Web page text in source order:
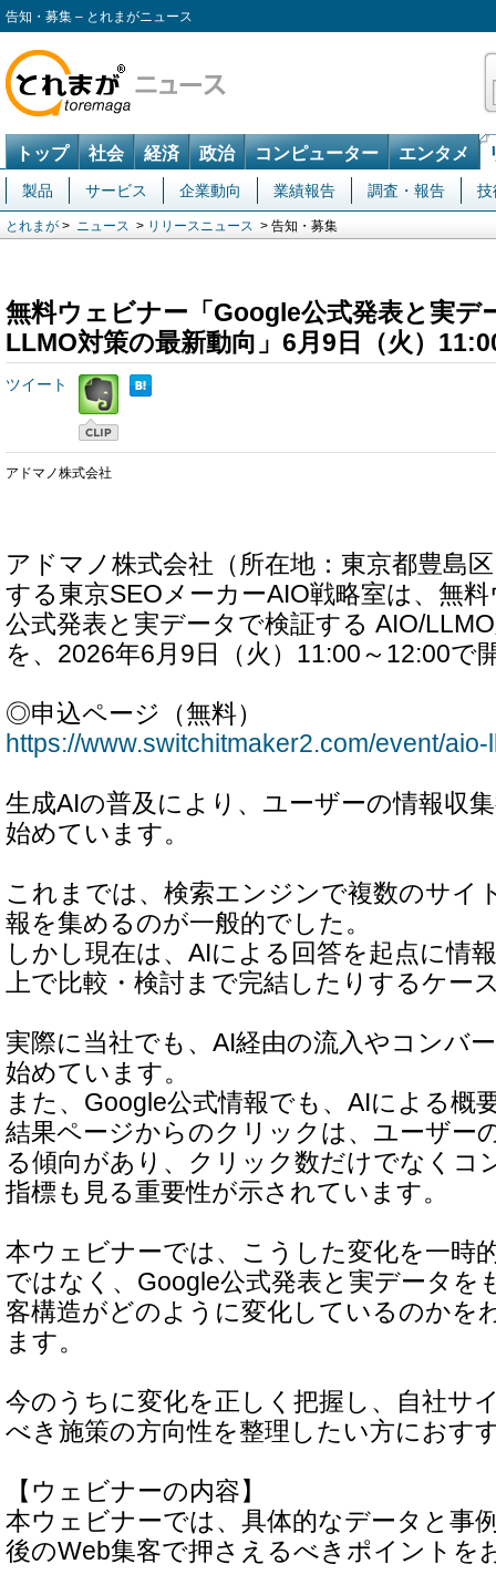
告知・募集 – とれまがニュース
トップ 社会 経済 政治 コンピューター エンタメ
製品 サービス 企業動向 業績報告 調査・報告 技
とれまが > ニュース > リリースニュース > 告知・募集
無料ウェビナー「Google公式発表と実デ
LLMO対策の最新動向」6月9日（火）
ツイート
アドマノ株式会社
アドマノ株式会社（所在地：東京都豊島
する東京SEOメーカーAIO戦略室は、無
公式発表と実データで検証する AIO/
を、2026年6月9日（火）11:00～12:00で
◎申込ページ（無料）
https://www.switchitmaker2.com/event/
生成AIの普及により、ユーザーの情報収
始めています。
これまでは、検索エンジンで複数のサイ
報を集めるのが一般的でした。
しかし現在は、AIによる回答を起点に情
上で比較・検討まで完結したりするケー
実際に当社でも、AI経由の流入やコンバ
始めています。
また、Google公式情報でも、AIによる概
結果ページからのクリックは、ユーザー
る傾向があり、クリック数だけでなくコ
指標も見る重要性が示されています。
本ウェビナーでは、こうした変化を一時
ではなく、Google公式発表と実データを
客構造がどのように変化しているのかを
ます。
今のうちに変化を正しく把握し、自社サ
べき施策の方向性を整理したい方におす
【ウェビナーの内容】
本ウェビナーでは、具体的なデータと事
後のWeb集客で押さえるべきポイントを